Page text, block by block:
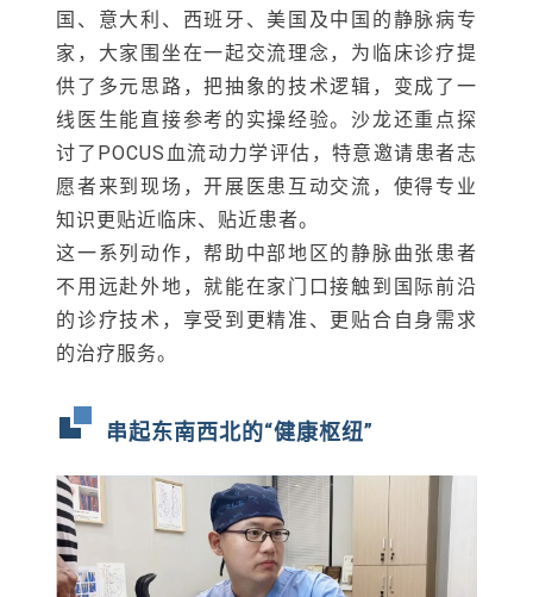
国、意大利、西班牙、美国及中国的静脉病专
家，大家围坐在一起交流理念，为临床诊疗提
供了多元思路，把抽象的技术逻辑，变成了一
线医生能直接参考的实操经验。沙龙还重点探
讨了POCUS血流动力学评估，特意邀请患者志
愿者来到现场，开展医患互动交流，使得专业
知识更贴近临床、贴近患者。
这一系列动作，帮助中部地区的静脉曲张患者
不用远赴外地，就能在家门口接触到国际前沿
的诊疗技术，享受到更精准、更贴合自身需求
的治疗服务。
串起东南西北的“健康枢纽”